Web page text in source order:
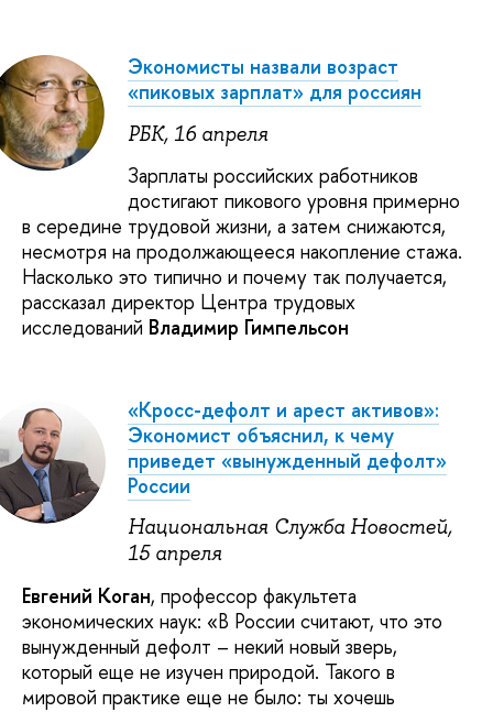
Экономисты назвали возраст
«пиковых зарплат» для россиян
РБК, 16 апреля
Зарплаты российских работников
достигают пикового уровня примерно
в середине трудовой жизни, а затем снижаются,
несмотря на продолжающееся накопление стажа.
Насколько это типично и почему так получается,
рассказал директор Центра трудовых
исследований Владимир Гимпельсон
«Кросс-дефолт и арест активов»:
Экономист объяснил, к чему
приведет «вынужденный дефолт»
России
Национальная Служба Новостей,
15 апреля
Евгений Коган, профессор факультета
экономических наук: «В России считают, что это
вынужденный дефолт – некий новый зверь,
который еще не изучен природой. Такого в
мировой практике еще не было: ты хочешь